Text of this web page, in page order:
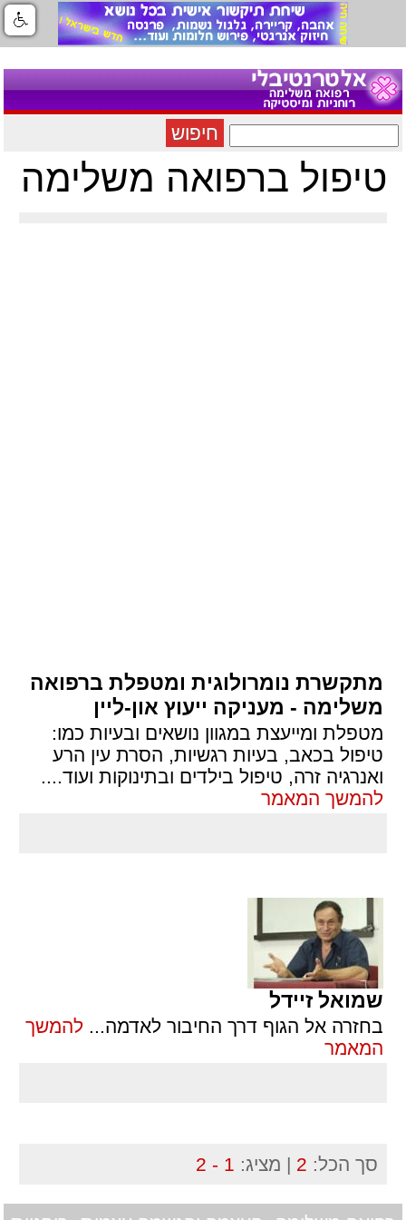
חיפוש
טיפול ברפואה משלימה
מתקשרת נומרולוגית ומטפלת ברפואה
משלימה - מעניקה ייעוץ און-ליין
מטפלת ומייעצת במגוון נושאים ובעיות כמו:
טיפול בכאב, בעיות רגשיות, הסרת עין הרע
ואנרגיה זרה, טיפול בילדים ובתינוקות ועוד....
להמשך המאמר
שמואל זיידל
בחזרה אל הגוף דרך החיבור לאדמה... להמשך
המאמר
סך הכל: 2 | מציג: 1 - 2